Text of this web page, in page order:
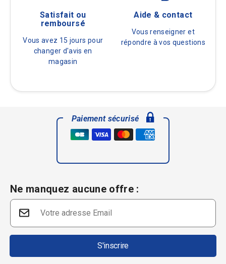
Satisfait ou
remboursé
Vous avez 15 jours pour
changer d'avis en
magasin
Aide & contact
Vous renseigner et
répondre à vos questions
Paiement sécurisé
Ne manquez aucune offre :
S'inscrire